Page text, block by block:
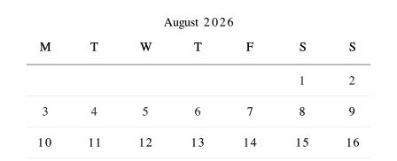
August 2026
M
T W T F S
S
1
2
3
4 5 6 7 8
9
10
11 12 13 14 15
16